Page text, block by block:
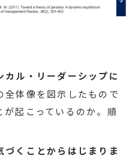
カル・リーダーシップに
全体像を図示したもので
起こっているのか。順
づくことからはじまりま